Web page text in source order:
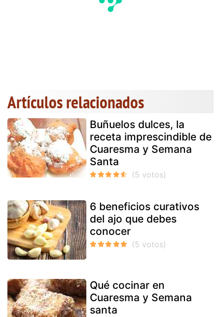
Artículos relacionados
Buñuelos dulces, la
receta imprescindible de
Cuaresma y Semana
Santa
6 beneficios curativos
del ajo que debes
conocer
Qué cocinar en
Cuaresma y Semana
santa